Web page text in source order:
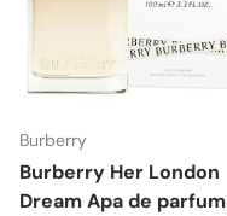
Burberry
Burberry Her London
Dream Apa de parfum